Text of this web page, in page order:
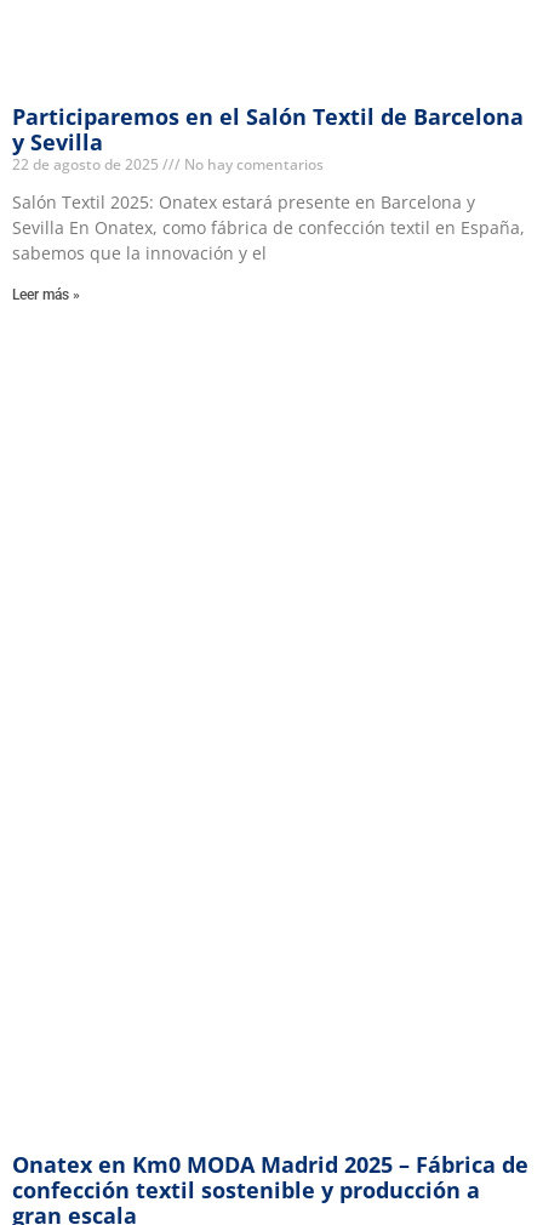
Participaremos en el Salón Textil de Barcelona
y Sevilla
22 de agosto de 2025 No hay comentarios
Salón Textil 2025: Onatex estará presente en Barcelona y
Sevilla En Onatex, como fábrica de confección textil en España,
sabemos que la innovación y el
Leer más »
Onatex en Km0 MODA Madrid 2025 – Fábrica de
confección textil sostenible y producción a
gran escala